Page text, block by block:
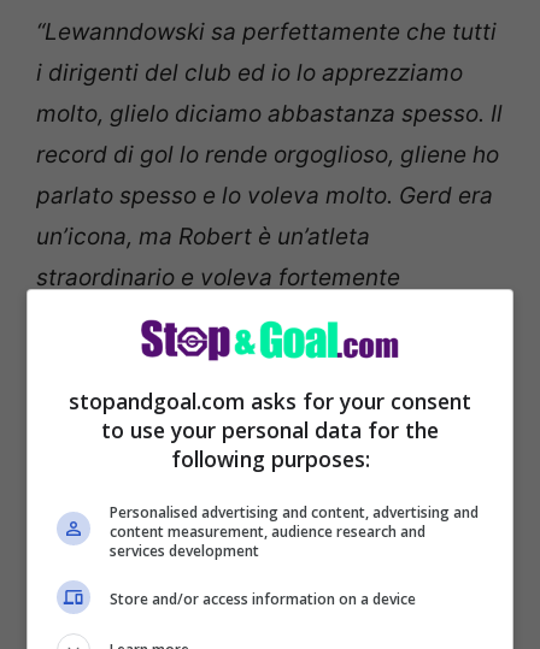
“Lewanndowski sa perfettamente che tutti
i dirigenti del club ed io lo apprezziamo
molto, glielo diciamo abbastanza spesso. Il
record di gol lo rende orgoglioso, gliene ho
parlato spesso e lo voleva molto. Gerd era
un’icona, ma Robert è un’atleta
straordinario e voleva fortemente
raggiungere questo obiettivo”.
stopandgoal.com asks for your consent
to use your personal data for the
following purposes:
Personalised advertising and content, advertising and
content measurement, audience research and
services development
Store and/or access information on a device